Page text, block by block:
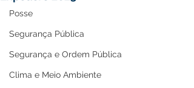
Posse
Segurança Pública
Segurança e Ordem Pública
Clima e Meio Ambiente